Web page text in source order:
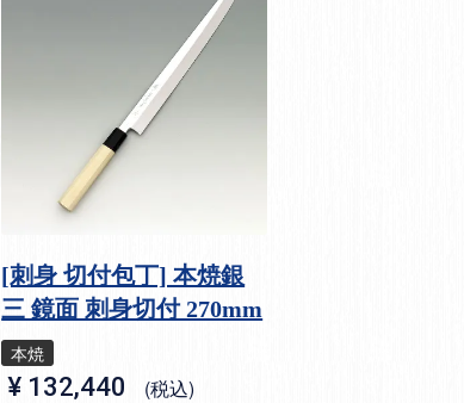
[刺身 切付包丁] 本焼銀
三 鏡面 刺身切付 270mm
本焼
¥ 132,440 税込